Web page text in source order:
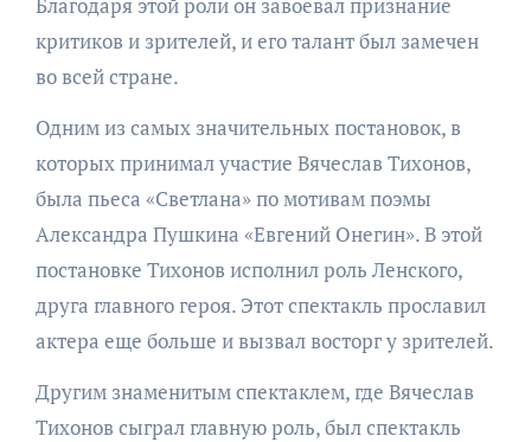
критиков и зрителей, и его талант был замечен
во всей стране.
Одним из самых значительных постановок, в
которых принимал участие Вячеслав Тихонов,
была пьеса «Светлана» по мотивам поэмы
Александра Пушкина «Евгений Онегин». В этой
постановке Тихонов исполнил роль Ленского,
друга главного героя. Этот спектакль прославил
актера еще больше и вызвал восторг у зрителей.
Другим знаменитым спектаклем, где Вячеслав
Тихонов сыграл главную роль, был спектакль